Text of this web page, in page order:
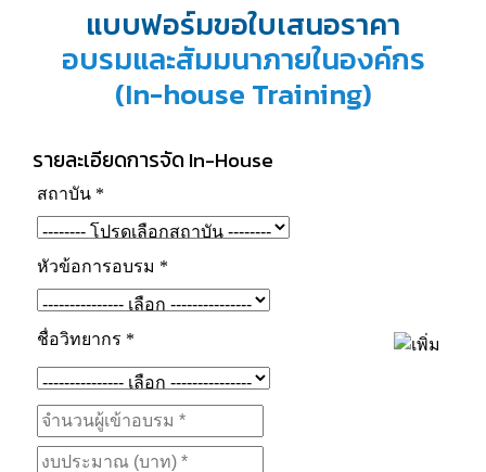
แบบฟอร์มขอใบเสนอราคา
อบรมและสัมมนาภายในองค์กร
(In-house Training)
รายละเอียดการจัด In-House
สถาบัน *
หัวข้อการอบรม *
ชื่อวิทยากร *